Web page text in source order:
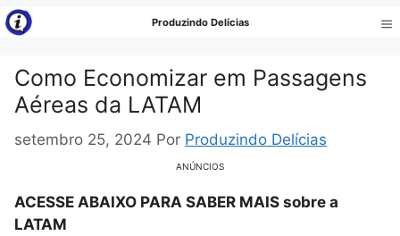
Pular
para
conteúdo
Produzindo Delícias
Como Economizar em Passagens
Aéreas da LATAM
setembro 25, 2024 Por Produzindo Delícias
ANÚNCIOS
ACESSE ABAIXO PARA SABER MAIS sobre a
LATAM